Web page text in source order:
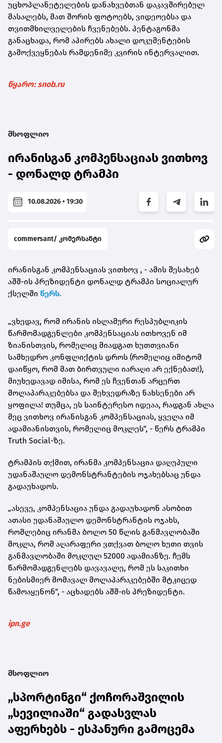
უცხოპლანეტელების დანახვებთან დაკავშირებულ
მასალებს, მათ შორის ფოტოებს, ვიდეოებსა და
თვითმხილველების ჩვენებებს. პენტაგონმა
განაცხადა, რომ აპირებს ახალი დოკუმენტების
გამოქვეყნებას რამდენიმე კვირის ინტერვალით.
წყარო: snob.ru
მსოფლიო
ირანისგან კომპენსაციას ვითხოვ
- დონალდ ტრამპი
10.08.2026 • 19:30
commersant/ კომერსანტი
ირანისგან კომპენსაციას ვითხოვ , - ამის შესახებ
აშშ-ის პრეზიდენტი დონალდ ტრამპი სოციალურ
ქსელში წერს.
„ვხედავ, რომ ირანის ისლამური რესპუბლიკის
წარმომადგენლები კომპენსაციას ითხოვენ იმ
ზიანისთვის, რომელიც მიადგათ ხუთთვიანი
სამხედრო კონფლიქტის დროს (რომელიც იმიტომ
დაიწყო, რომ მათ ბირთვული იარაღი არ ექნებათ!),
მიუხედავად იმისა, რომ ეს ჩვენთან არცერთ
მოლაპარაკებებსა და შეხვედრაზე ნახსენები არ
ყოფილა! თუმცა, ეს საინტერესო იდეაა, რადგან ახლა
მეც ვითხოვ ირანისგან კომპენსაციას, ყველა იმ
ადამიანისთვის, რომელიც მოკლეს“, - წერს ტრამპი
Truth Social-ზე.
ტრამპის თქმით, ირანმა კომპენსაცია დაღუპული
უდანაშაულო დემონსტრანტების ოჯახებსაც უნდა
გადაუხადოს.
„ასევე, კომპენსაცია უნდა გადაუხადონ ასობით
ათასი უდანაშაულო დემონსტრანტის ოჯახს,
რომლებიც ირანმა ბოლო 50 წლის განმავლობაში
მოკლა, რომ აღარაფერი ვთქვათ ბოლო ხუთი თვის
განმავლობაში მოკლულ 52000 ადამიანზე. ჩემს
წარმომადგენლებს დავავალე, რომ ეს საკითხი
ნებისმიერ მომავალ მოლაპარაკებებში მტკიცედ
წამოაყენონ“, - აცხადებს აშშ-ის პრეზიდენტი.
ipn.ge
მსოფლიო
„სპორტინგი“ ქოჩორაშვილის
„სევილიაში“ გადასვლას
აფერხებს - ესპანური გამოცემა